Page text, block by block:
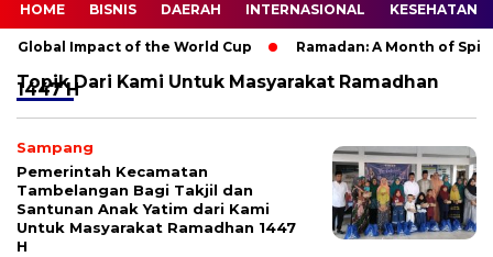
HOME BISNIS DAERAH INTERNASIONAL KESEHATAN
Impact of the World Cup Ramadan: A Month of
Topik Dari Kami Untuk Masyarakat Ramadhan
1447 H
Sampang
Pemerintah Kecamatan
Tambelangan Bagi Takjil dan
Santunan Anak Yatim dari Kami
Untuk Masyarakat Ramadhan 1447
H